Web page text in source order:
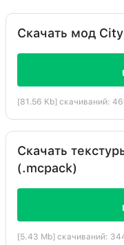
Скачать мод
[81.56 Kb] скачиваний:
Скачать
(.mcpack)
[5.43 Mb] скачиваний: